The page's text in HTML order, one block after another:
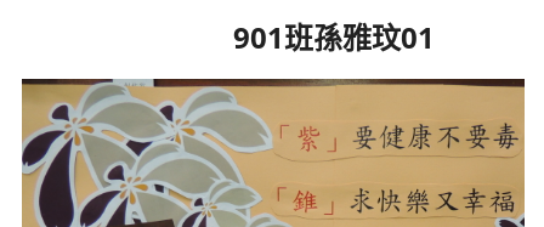
901班孫雅玟01